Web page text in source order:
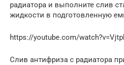
радиатора и выполните слив
жидкости в подготовленную
https://youtube.com/
Слив антифриза с радиатора